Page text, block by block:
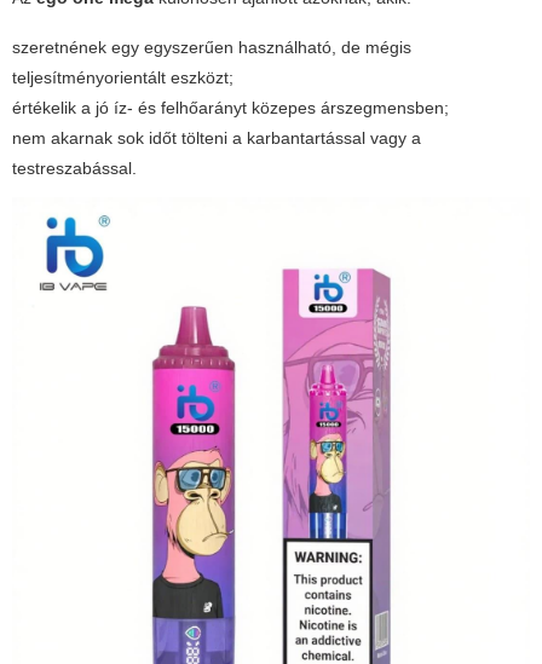
szeretnének egy egyszerűen használható, de mégis
teljesítményorientált eszközt;
értékelik a jó íz- és felhőarányt közepes árszegmensben;
nem akarnak sok időt tölteni a karbantartással vagy a
testreszabással.